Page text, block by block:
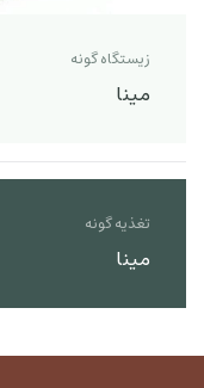
زیستگاه گونه
مینا
تغذیه گونه
مینا